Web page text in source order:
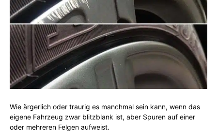
Wie ärgerlich oder traurig es manchmal sein kann, wenn das
eigene Fahrzeug zwar blitzblank ist, aber Spuren auf einer
oder mehreren Felgen aufweist.